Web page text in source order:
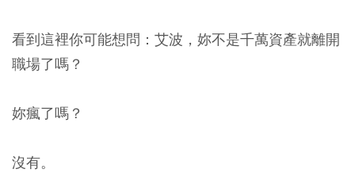
看到這裡你可能想問：艾波，妳不是千萬資產就離開
職場了嗎？
妳瘋了嗎？
沒有。